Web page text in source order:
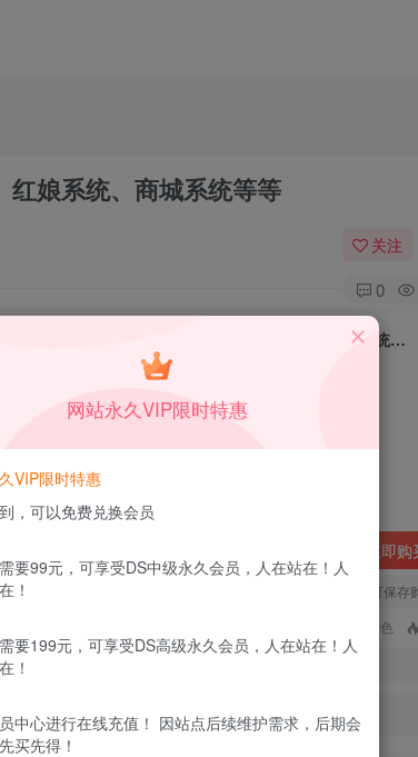
娘系统、商城系统等等
关注
0
约会交友系统源码V10.5支持婚恋相亲、媒婆返利、红娘系统、商城系统等等
，请付费后查看
￥99
免费 DS高级会员
立即
您当前未登录！建议登陆后购买，可保存
安全绿色
款，购买如有疑问请及时联系站长QQ：
都为 免费资源，积分只需签到就可以获得！
网站永久VIP限时特惠
VIP限时特惠
，可以免费兑换会员
要99元，可享受DS中级永久会员，人在站在！人
！
要199元，可享受DS高级永久会员，人在站在！人
！
中心进行在线充值！ 因站点后续维护需求，后期会
买先得！